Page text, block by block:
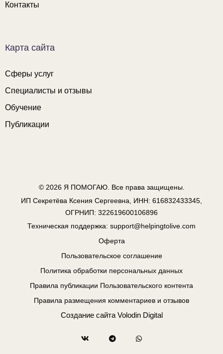
Контакты
Карта сайта
Сферы услуг
Специалисты и отзывы
Обучение
Публикации
© 2026 Я ПОМОГАЮ. Все права защищены.
ИП Секретёва Ксения Сергеевна, ИНН: 616832433345,
ОГРНИП: 322619600106896
Техническая поддержка: support@helpingtolive.com
Оферта
Пользовательское соглашение
Политика обработки персональных данных
Правила публикации Пользовательского контента
Правила размещения комментариев и отзывов
Создание сайта Volodin Digital